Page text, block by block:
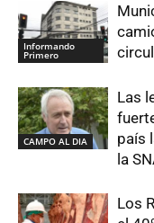
Informando
Primero
CAMPO AL DIA
Las
país
la
Los